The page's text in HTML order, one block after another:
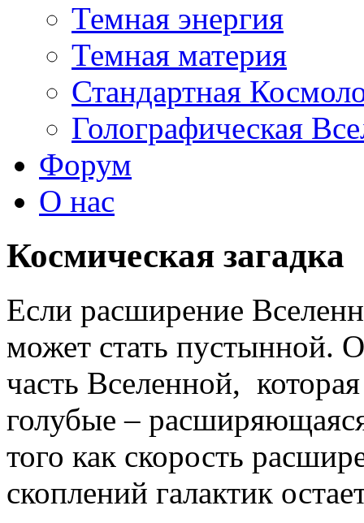
Темная энергия
Темная материя
Стандартная
Голографическая
Форум
О нас
Космическая загадка
Если расширение
может стать пустынной.
часть Вселенной,
голубые –
того как скорость
скоплений галактик